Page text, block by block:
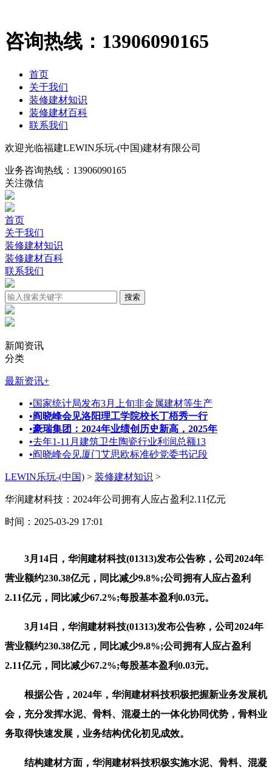
咨询热线： 13906090165
首页
关于我们
装修建材知识
装修建材百科
联系我们
欢迎光临福建LEWIN乐玩-(中国)建材有限公司
业务咨询热线： 13906090165
关注微信
首页
关于我们
装修建材知识
装修建材百科
联系我们
新闻资讯
分类
最新资讯+
•国家统计局发布3月上旬非金属建材等生产
•阎晓峰会见洛阳理工学院校长丁梧秀一行
•豪瑞集团：2024年业绩创历史新高，2025年
•去年1-11月建筑卫生陶瓷行业利润总额13
•阎晓峰会见厦门艾思欧标准砂党委书记段
LEWIN乐玩-(中国) > 装修建材知识 >
华润建材科技：2024年公司拥有人应占盈利2.11亿元
时间：2025-03-29 17:01
3月14日，华润建材科技(01313)发布公告称，公司2024年
营业额约230.38亿元，同比减少9.8%;公司拥有人应占盈利
2.11亿元，同比减少67.2%;每股基本盈利0.03元。
3月14日，华润建材科技(01313)发布公告称，公司2024年
营业额约230.38亿元，同比减少9.8%;公司拥有人应占盈利
2.11亿元，同比减少67.2%;每股基本盈利0.03元。
根据公告，2024年，华润建材科技积极把握新业务发展机
会，充分发挥水泥、骨料、混凝土的一体化协同优势，骨料业
务取得快速发展，业务结构优化初见成效。
结构建材方面，华润建材科技积极实施水泥、骨料、混凝